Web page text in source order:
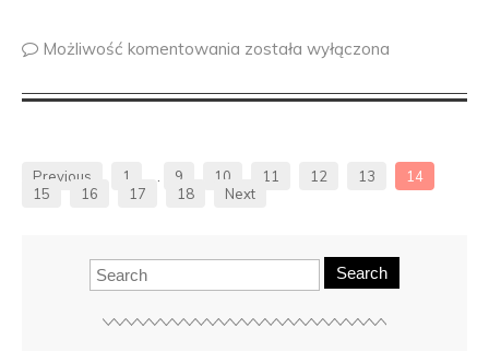
Możliwość komentowania została wyłączona
Previous 1 9 10 11 12 13
14
15
16 17 18 Next
Search